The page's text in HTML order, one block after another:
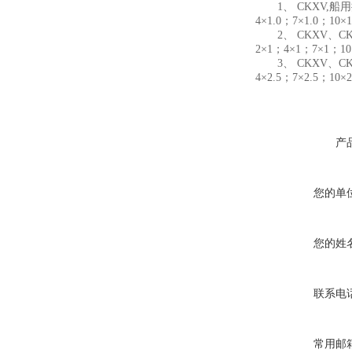
1、 CKXV,船用控
4×1.0；7×1.0；
2、 CKXV、
2×1；4×1；7×1；
3、 CKXV、
4×2.5；7×2.5；
产
您的单
您的姓
联系电
常用邮